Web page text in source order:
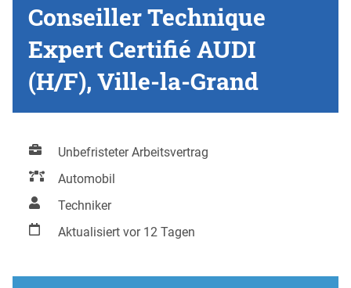
Conseiller Technique
Expert Certifié AUDI
(H/F), Ville-la-Grand
Unbefristeter Arbeitsvertrag
Automobil
Techniker
Aktualisiert vor 12 Tagen